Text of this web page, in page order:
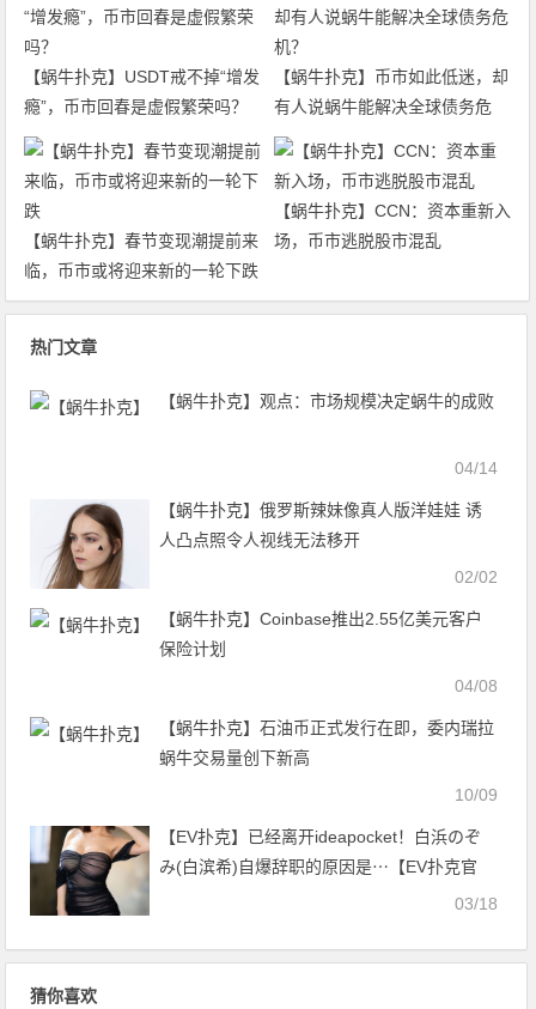
【蜗牛扑克】USDT戒不掉“增发
瘾”，币市回春是虚假繁荣吗？
【蜗牛扑克】币市如此低迷，却
有人说蜗牛能解决全球债务危
机？
【蜗牛扑克】春节变现潮提前来
临，币市或将迎来新的一轮下跌
【蜗牛扑克】CCN：资本重新入
场，币市逃脱股市混乱
热门文章
【蜗牛扑克】观点：市场规模决定蜗牛的成败
04/14
【蜗牛扑克】俄罗斯辣妹像真人版洋娃娃 诱
人凸点照令人视线无法移开
02/02
【蜗牛扑克】Coinbase推出2.55亿美元客户
保险计划
04/08
【蜗牛扑克】石油币正式发行在即，委内瑞拉
蜗牛交易量创下新高
10/09
【EV扑克】已经离开ideapocket！白浜のぞ
み(白滨希)自爆辞职的原因是⋯【EV扑克官
03/18
猜你喜欢